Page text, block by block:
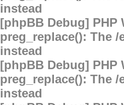
instead
[phpBB Debug] PHP
preg_replace(): The
instead
[phpBB Debug] PHP
preg_replace(): The
instead